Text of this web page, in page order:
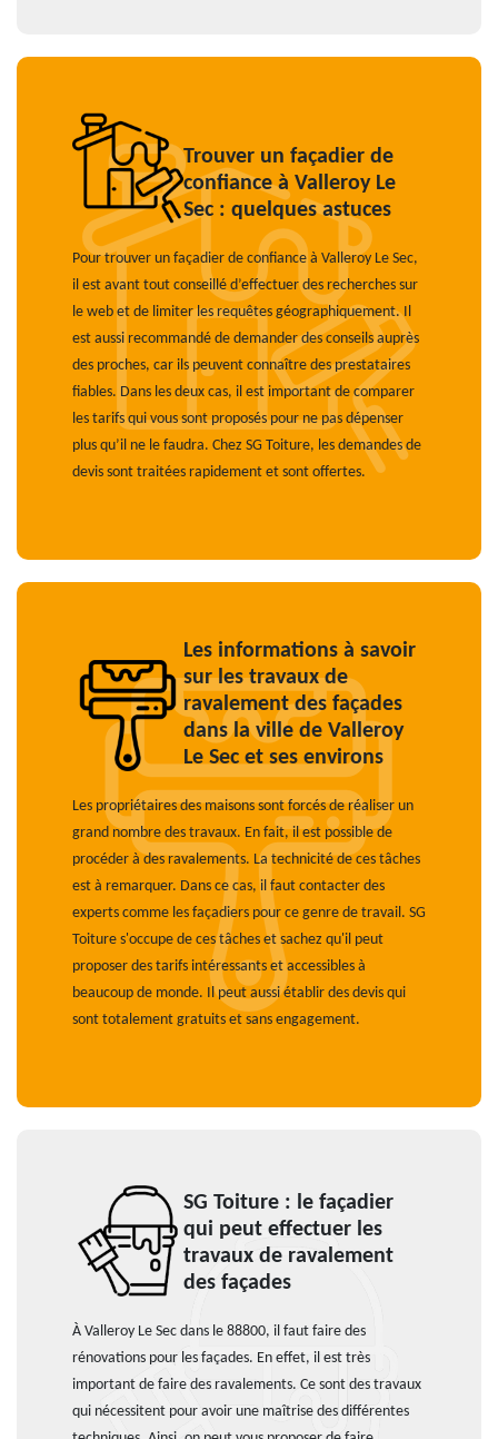
Trouver un façadier de
confiance à Valleroy Le
Sec : quelques astuces
Pour trouver un façadier de confiance à Valleroy Le Sec,
il est avant tout conseillé d’effectuer des recherches sur
le web et de limiter les requêtes géographiquement. Il
est aussi recommandé de demander des conseils auprès
des proches, car ils peuvent connaître des prestataires
fiables. Dans les deux cas, il est important de comparer
les tarifs qui vous sont proposés pour ne pas dépenser
plus qu’il ne le faudra. Chez SG Toiture, les demandes de
devis sont traitées rapidement et sont offertes.
Les informations à savoir
sur les travaux de
ravalement des façades
dans la ville de Valleroy
Le Sec et ses environs
Les propriétaires des maisons sont forcés de réaliser un
grand nombre des travaux. En fait, il est possible de
procéder à des ravalements. La technicité de ces tâches
est à remarquer. Dans ce cas, il faut contacter des
experts comme les façadiers pour ce genre de travail. SG
Toiture s'occupe de ces tâches et sachez qu'il peut
proposer des tarifs intéressants et accessibles à
beaucoup de monde. Il peut aussi établir des devis qui
sont totalement gratuits et sans engagement.
SG Toiture : le façadier
qui peut effectuer les
travaux de ravalement
des façades
À Valleroy Le Sec dans le 88800, il faut faire des
rénovations pour les façades. En effet, il est très
important de faire des ravalements. Ce sont des travaux
qui nécessitent pour avoir une maîtrise des différentes